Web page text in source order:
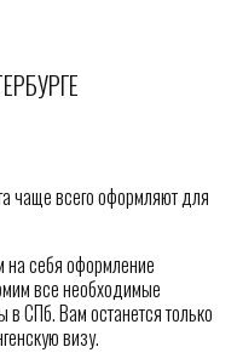
чаще всего оформляют для
на себя оформление
все необходимые
СПб. Вам останется только
визу.